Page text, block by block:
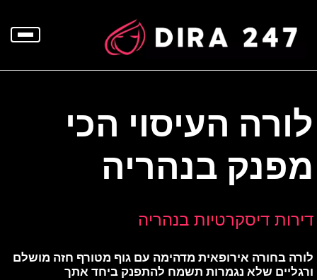
לורה העיסוי הכי
מפנק בנהריה
דירות דיסקרטיות בנהריה
לורה בחורה אירופאית מדהימה עם גוף מטורף חזה מושלם
ורגליים שלא נגמרות תשמח להתפנק ביחד אתך